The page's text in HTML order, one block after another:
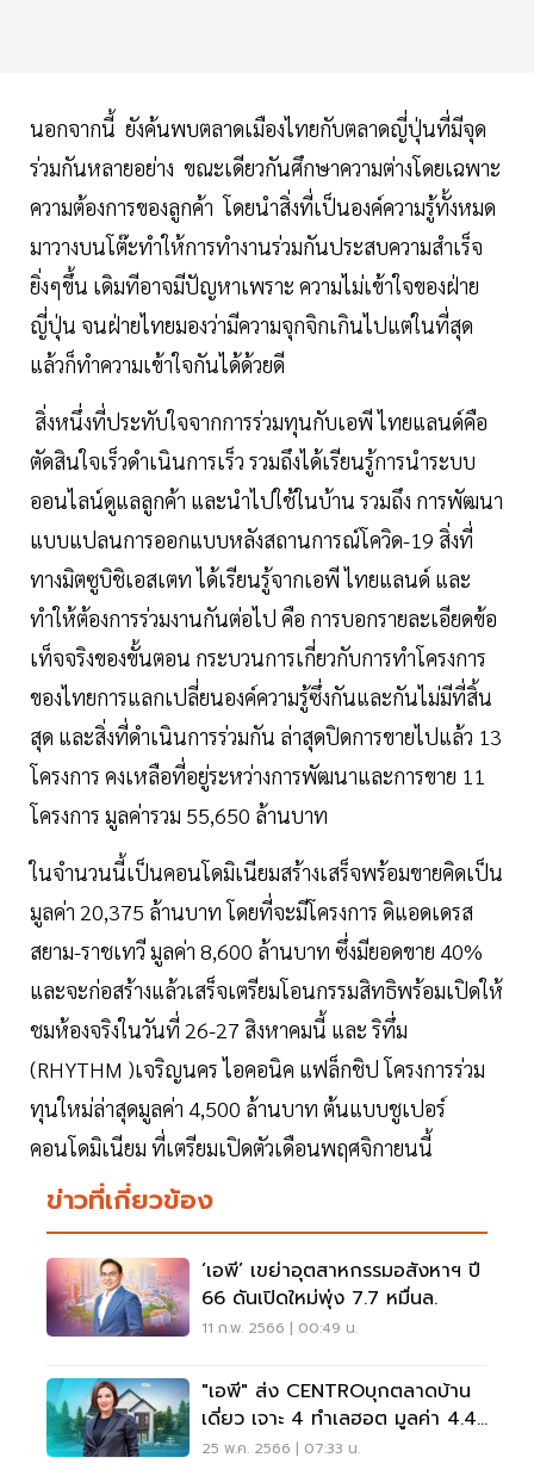
นอกจากนี้ ยังค้นพบตลาดเมืองไทยกับตลาดญี่ปุ่นที่มีจุด
ร่วมกันหลายอย่าง ขณะเดียวกันศึกษาความต่างโดยเฉพาะ
ความต้องการของลูกค้า โดยนำสิ่งที่เป็นองค์ความรู้ทั้งหมด
มาวางบนโต๊ะทำให้การทำงานร่วมกันประสบความสำเร็จ
ยิ่งๆขึ้น เดิมทีอาจมีปัญหาเพราะ ความไม่เข้าใจของฝ่าย
ญี่ปุ่น จนฝ่ายไทยมองว่ามีความจุกจิกเกินไปแต่ในที่สุด
แล้วก็ทำความเข้าใจกันได้ด้วยดี
สิ่งหนึ่งที่ประทับใจจากการร่วมทุนกับเอพี ไทยแลนด์คือ
ตัดสินใจเร็วดำเนินการเร็ว รวมถึงได้เรียนรู้การนำระบบ
ออนไลน์ดูแลลูกค้า และนำไปใช้ในบ้าน รวมถึง การพัฒนา
แบบแปลนการออกแบบหลังสถานการณ์โควิด-19 สิ่งที่
ทางมิตซูบิชิเอสเตท ได้เรียนรู้จากเอพี ไทยแลนด์ และ
ทำให้ต้องการร่วมงานกันต่อไป คือ การบอกรายละเอียดข้อ
เท็จจริงของขั้นตอน กระบวนการเกี่ยวกับการทำโครงการ
ของไทยการแลกเปลี่ยนองค์ความรู้ซึ่งกันและกันไม่มีที่สิ้น
สุด และสิ่งที่ดำเนินการร่วมกัน ล่าสุดปิดการขายไปแล้ว 13
โครงการ คงเหลือที่อยู่ระหว่างการพัฒนาและการขาย 11
โครงการ มูลค่ารวม 55,650 ล้านบาท
ในจำนวนนี้เป็นคอนโดมิเนียมสร้างเสร็จพร้อมขายคิดเป็น
มูลค่า 20,375 ล้านบาท โดยที่จะมีโครงการ ดิแอดเดรส
สยาม-ราชเทวี มูลค่า 8,600 ล้านบาท ซึ่งมียอดขาย 40%
และจะก่อสร้างแล้วเสร็จเตรียมโอนกรรมสิทธิพร้อมเปิดให้
ชมห้องจริงในวันที่ 26-27 สิงหาคมนี้ และ ริทึ่ม
(RHYTHM )เจริญนคร ไอคอนิค แฟล็กชิป โครงการร่วม
ทุนใหม่ล่าสุดมูลค่า 4,500 ล้านบาท ต้นแบบชูเปอร์
คอนโดมิเนียม ที่เตรียมเปิดตัวเดือนพฤศจิกายนนี้
ข่าวที่เกี่ยวข้อง
‘เอพี’ เขย่าอุตสาหกรรมอสังหาฯ ปี
66 ดันเปิดใหม่พุ่ง 7.7 หมื่นล.
11 ก.พ. 2566 | 00:49 น.
"เอพี" ส่ง CENTROบุกตลาดบ้าน
เดี่ยว เจาะ 4 ทำเลฮอต มูลค่า 4.4
พันล้าน
25 พ.ค. 2566 | 07:33 น.